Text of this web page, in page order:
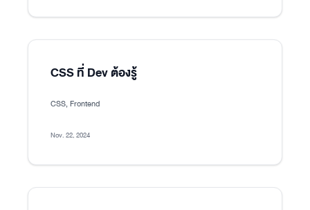
CSS ที่ Dev ต้องรู้
CSS, Frontend
Nov. 22, 2024